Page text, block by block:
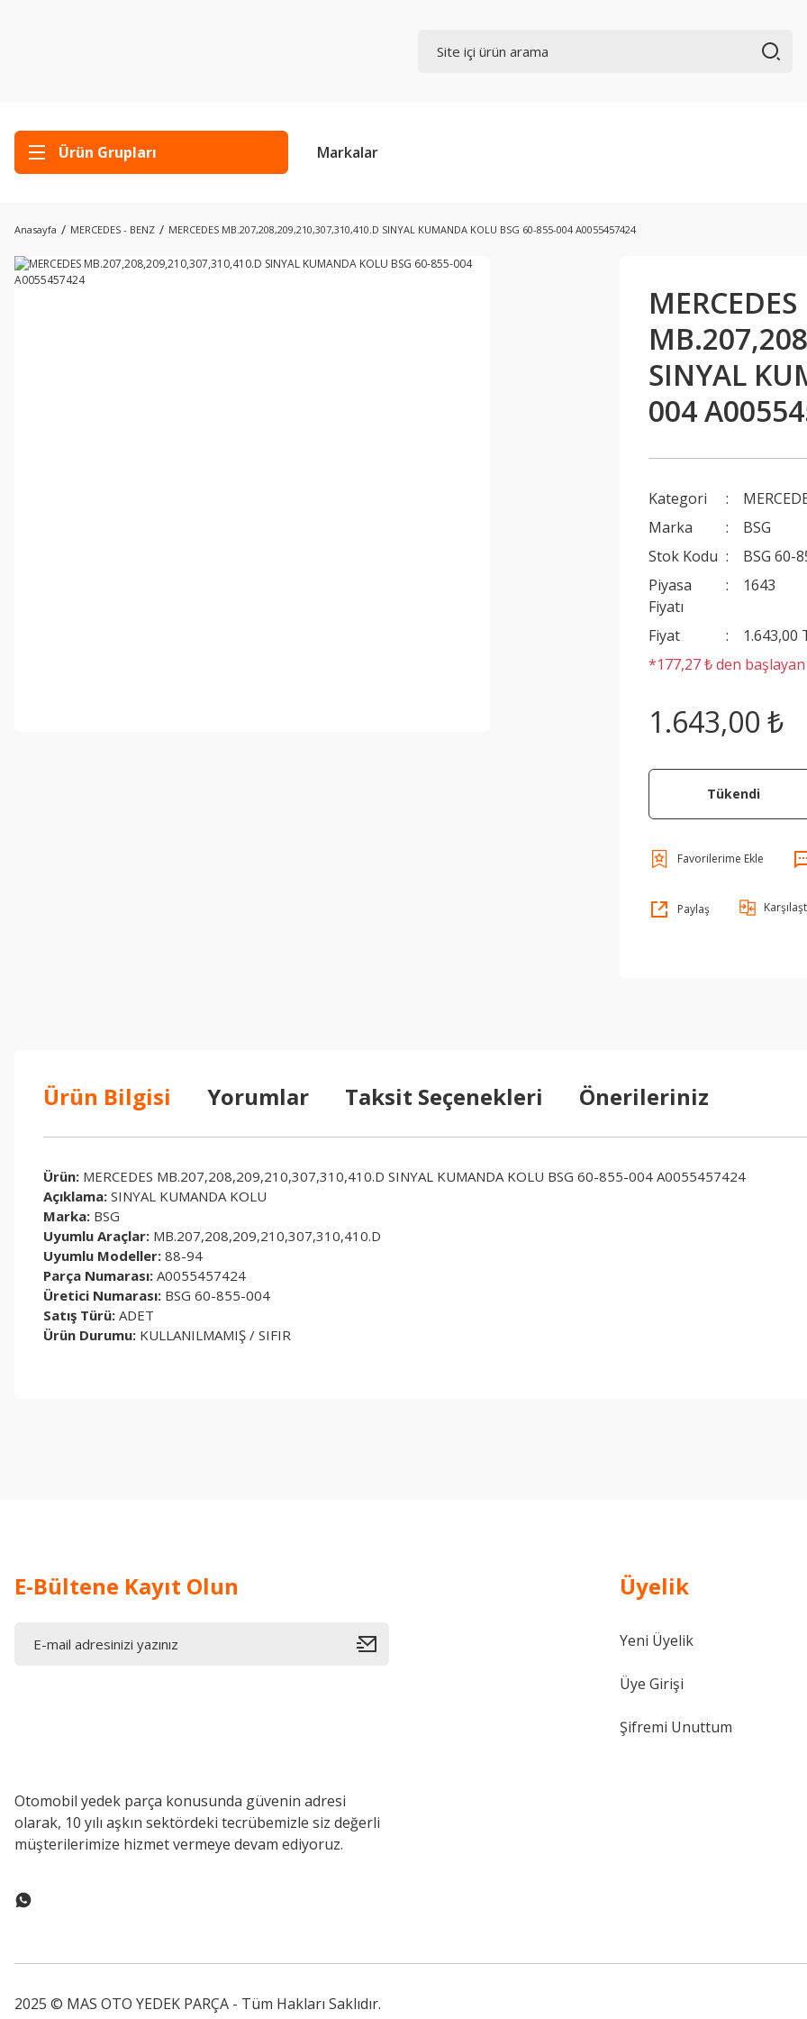
Ürün Grupları Markalar
Anasayfa MERCEDES - BENZ MERCEDES MB.207,208,209,210,307,310,410.D SINYAL KUMANDA KOLU BSG 60-855-004 A0055457424
MERCEDES
SINYAL
004
Kategori
Marka
BSG
Stok Kodu
BSG 60-
Piyasa
Fiyatı
1643
Fiyat
1.643,00
*177,27 ₺ den
1.643,00 ₺
Tükendi
Paylaş
Ürün Bilgisi Yorumlar Taksit Seçenekleri Önerileriniz
Ürün: MERCEDES MB.207,208,209,210,307,310,410.D SINYAL KUMANDA KOLU BSG 60-855-004 A0055457424
Açıklama: SINYAL KUMANDA KOLU
Marka: BSG
Uyumlu Araçlar: MB.207,208,209,210,307,310,410.D
Uyumlu Modeller: 88-94
Parça Numarası: A0055457424
Üretici Numarası: BSG 60-855-004
Satış Türü: ADET
Ürün Durumu: KULLANILMAMIŞ / SIFIR
E-Bültene Kayıt Olun
Otomobil yedek parça konusunda güvenin adresi
olarak, 10 yılı aşkın sektördeki tecrübemizle siz değerli
müşterilerimize hizmet vermeye devam ediyoruz.
Üyelik
Yeni Üyelik
Üye Girişi
Şifremi Unuttum
2025 © MAS OTO YEDEK PARÇA - Tüm Hakları Saklıdır.